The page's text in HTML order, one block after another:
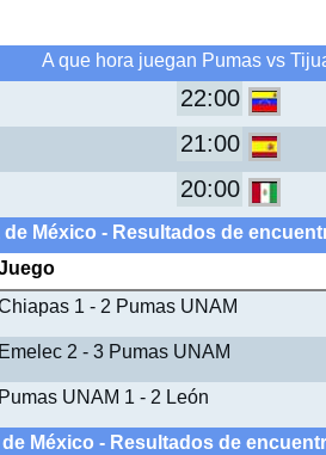
A que hora juegan Pumas vs
22:00
21:00
20:00
de México - Resultados de
1 - 2 Pumas UNAM
Emelec 2 - 3 Pumas UNAM
Pumas UNAM 1 - 2 León
México - Resultados de